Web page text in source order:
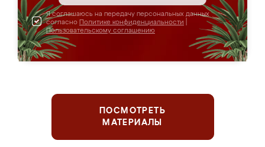
Я соглашаюсь на передачу персональных данных
согласно Политике конфиденциальности
Пользовательскому соглашению
ПОСМОТРЕТЬ
МАТЕРИАЛЫ